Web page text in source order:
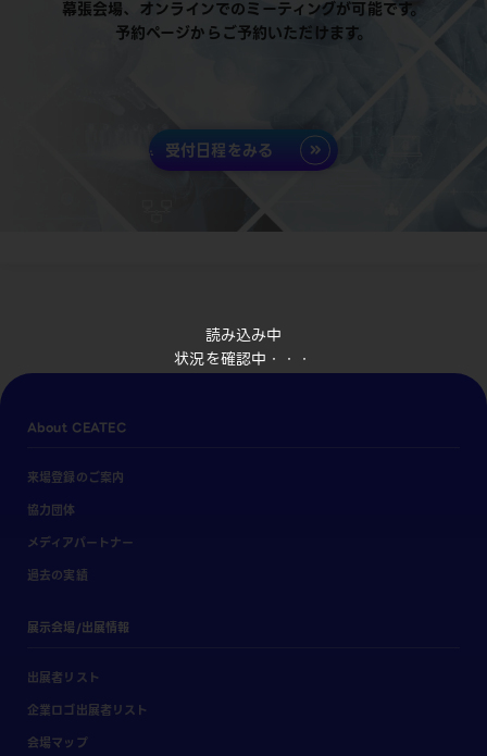
読み込み中
状況を確認中・・・
幕張会場、オンラインでのミーティングが可能です。
予約ページからご予約いただけます。
受付日程をみる
About CEATEC
来場登録のご案内
協力団体
メディアパートナー
過去の実績
展示会場/出展情報
出展者リスト
企業ロゴ出展者リスト
会場マップ